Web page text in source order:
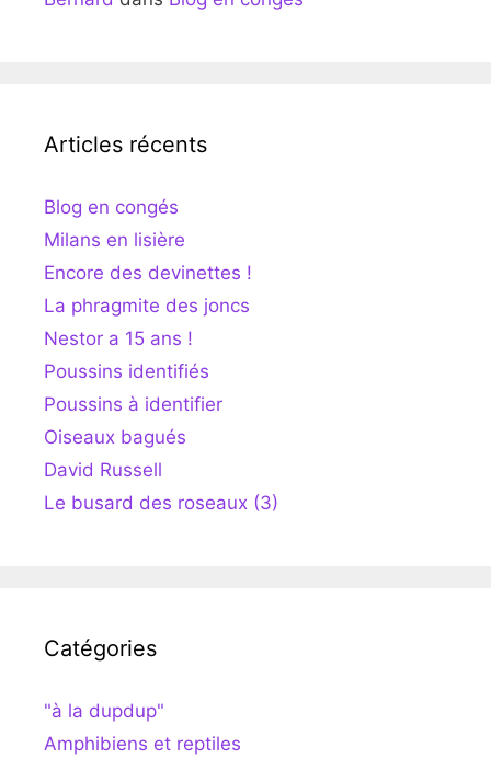
Articles récents
Blog en congés
Milans en lisière
Encore des devinettes !
La phragmite des joncs
Nestor a 15 ans !
Poussins identifiés
Poussins à identifier
Oiseaux bagués
David Russell
Le busard des roseaux (3)
Catégories
"à la dupdup"
Amphibiens et reptiles